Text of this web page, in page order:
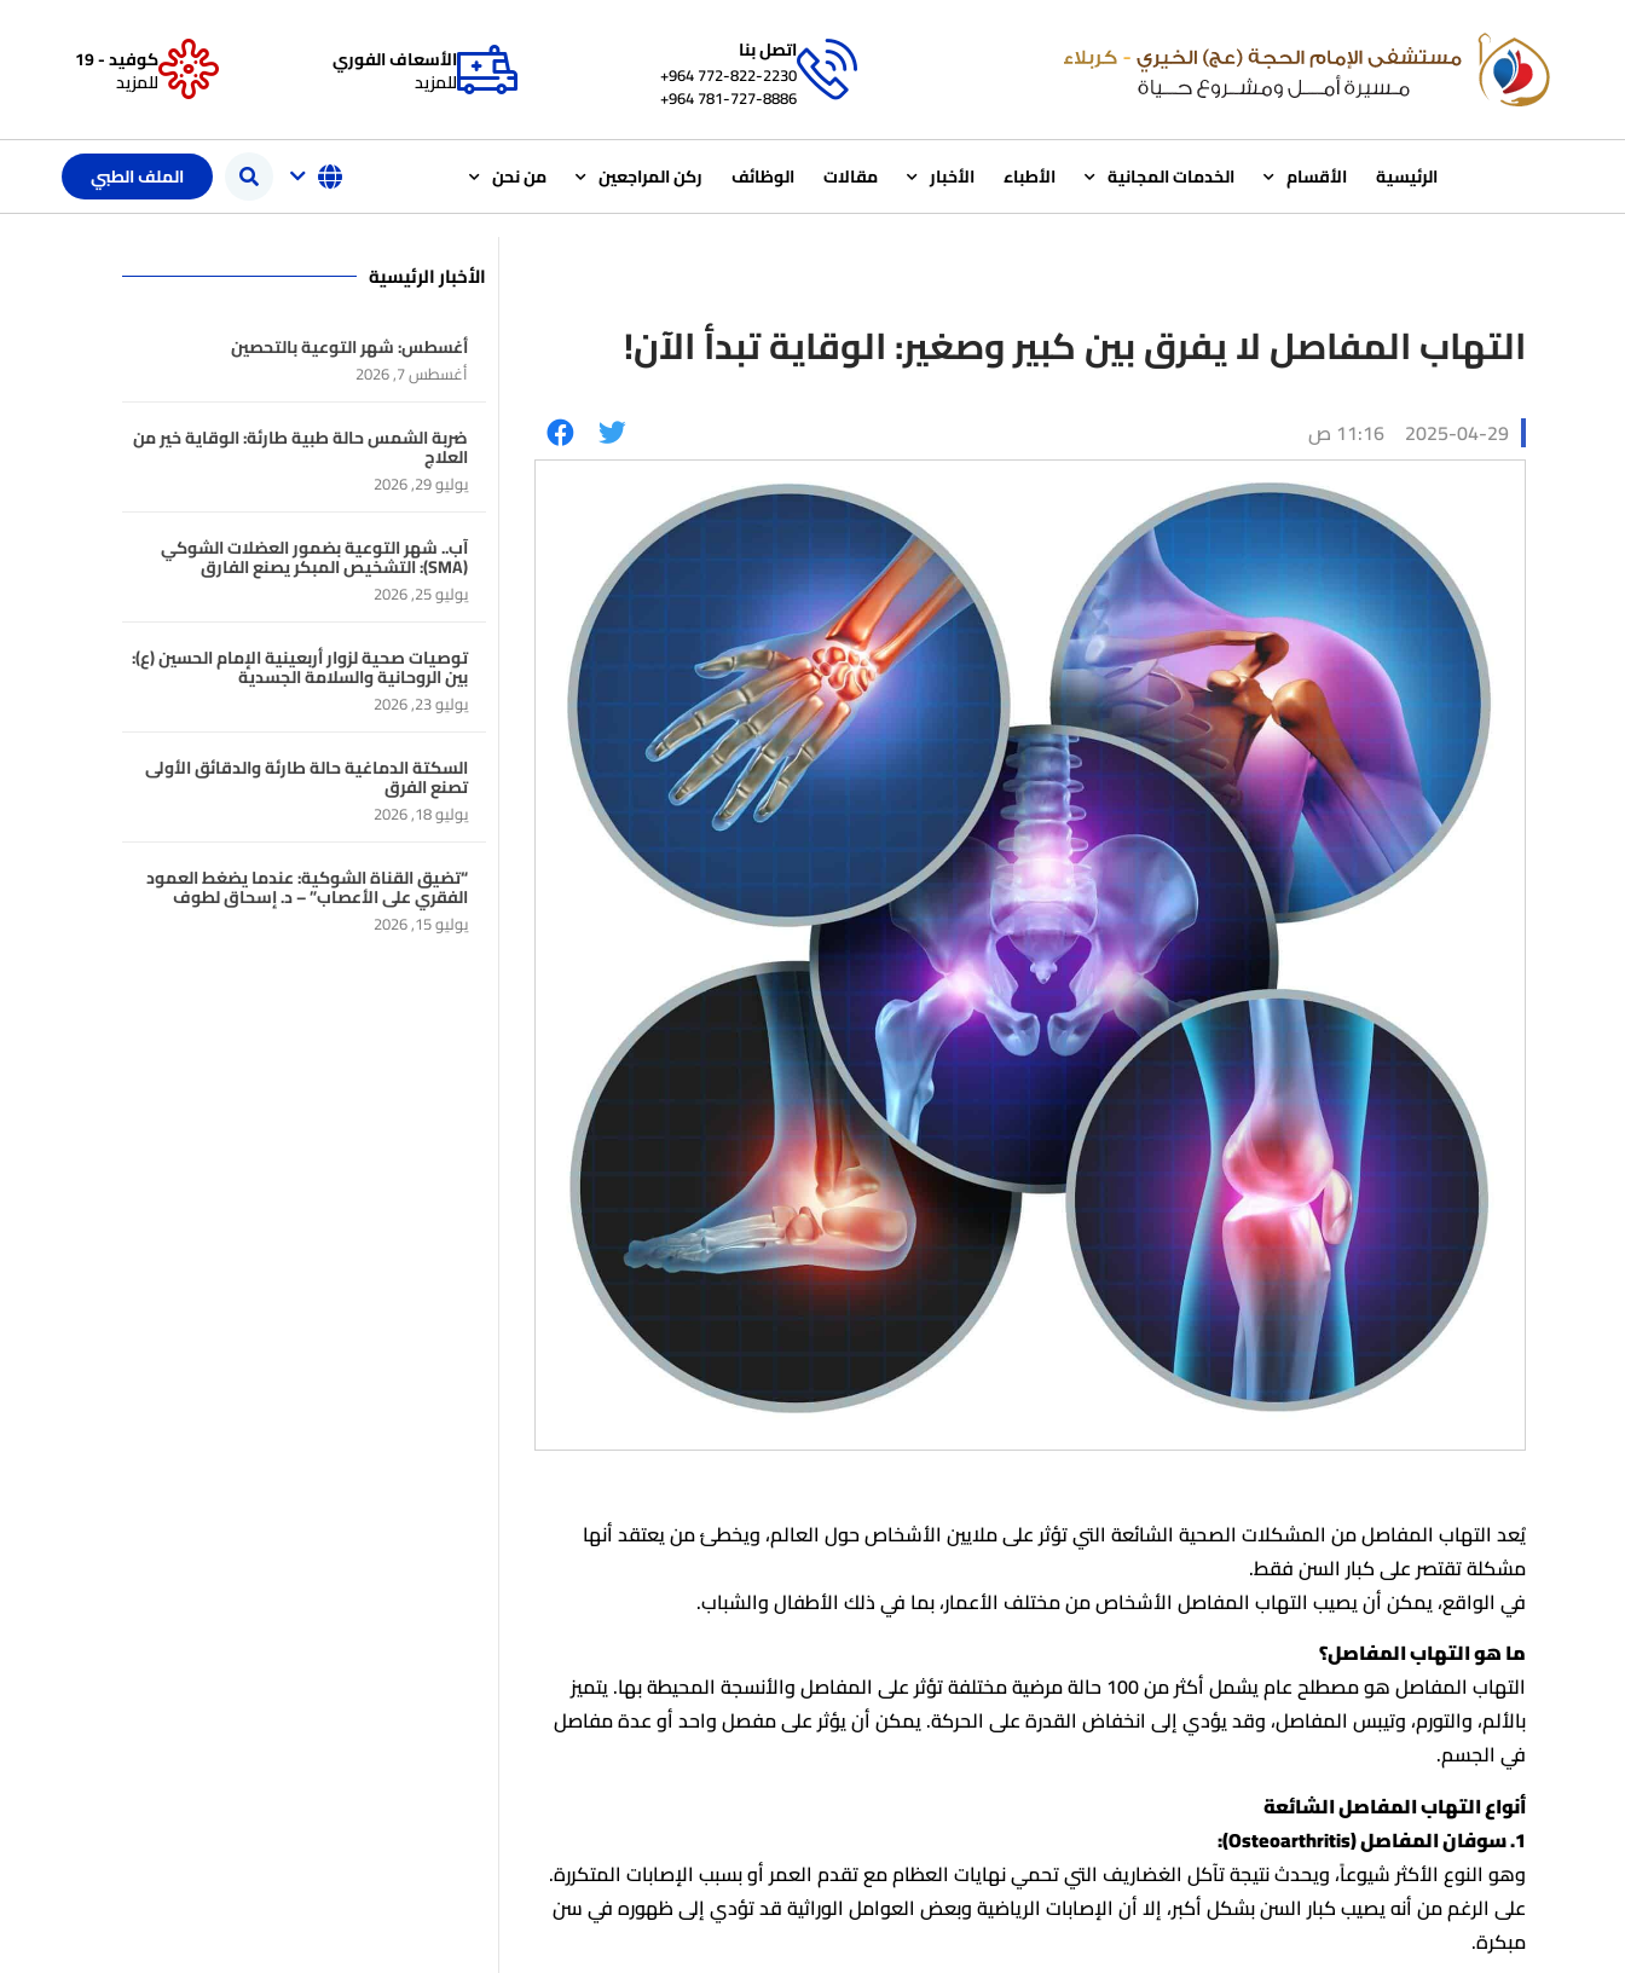
اتصل بنا
772-822-2230‏ 964+
781-727-8886 964+
الأسعاف الفوري
للمزيد
كوفيد - 19
للمزيد
الرئيسية الأقسام الخدمات المجانية الأطباء الأخبار مقالات الوظائف ركن المراجعين من نحن الملف الطبي
التهاب المفاصل لا يفرق بين كبير وصغير: الوقاية تبدأ الآن!
2025-04-29 11:16 ص
يُعد التهاب المفاصل من المشكلات الصحية الشائعة التي تؤثر على ملايين الأشخاص حول العالم، ويخطئ من يعتقد أنها
مشكلة تقتصر على كبار السن فقط.
في الواقع، يمكن أن يصيب التهاب المفاصل الأشخاص من مختلف الأعمار، بما في ذلك الأطفال والشباب.
ما هو التهاب المفاصل؟
التهاب المفاصل هو مصطلح عام يشمل أكثر من 100 حالة مرضية مختلفة تؤثر على المفاصل والأنسجة المحيطة بها. يتميز
بالألم، والتورم، وتيبس المفاصل، وقد يؤدي إلى انخفاض القدرة على الحركة. يمكن أن يؤثر على مفصل واحد أو عدة مفاصل
في الجسم.
أنواع التهاب المفاصل الشائعة
1. سوفان المفاصل (Osteoarthritis):
وهو النوع الأكثر شيوعاً، ويحدث نتيجة تآكل الغضاريف التي تحمي نهايات العظام مع تقدم العمر أو بسبب الإصابات المتكررة.
على الرغم من أنه يصيب كبار السن بشكل أكبر، إلا أن الإصابات الرياضية وبعض العوامل الوراثية قد تؤدي إلى ظهوره في سن
مبكرة.
الأخبار الرئيسية
أغسطس: شهر التوعية بالتحصين
أغسطس 7, 2026
ضربة الشمس حالة طبية طارئة: الوقاية خير من
العلاج
يوليو 29, 2026
آب.. شهر التوعية بضمور العضلات الشوكي
(SMA): التشخيص المبكر يصنع الفارق
يوليو 25, 2026
توصيات صحية لزوار أربعينية الإمام الحسين (ع):
بين الروحانية والسلامة الجسدية
يوليو 23, 2026
السكتة الدماغية حالة طارئة والدقائق الأولى
تصنع الفرق
يوليو 18, 2026
“تضيق القناة الشوكية: عندما يضغط العمود
الفقري على الأعصاب” – د. إسحاق لطوف
يوليو 15, 2026